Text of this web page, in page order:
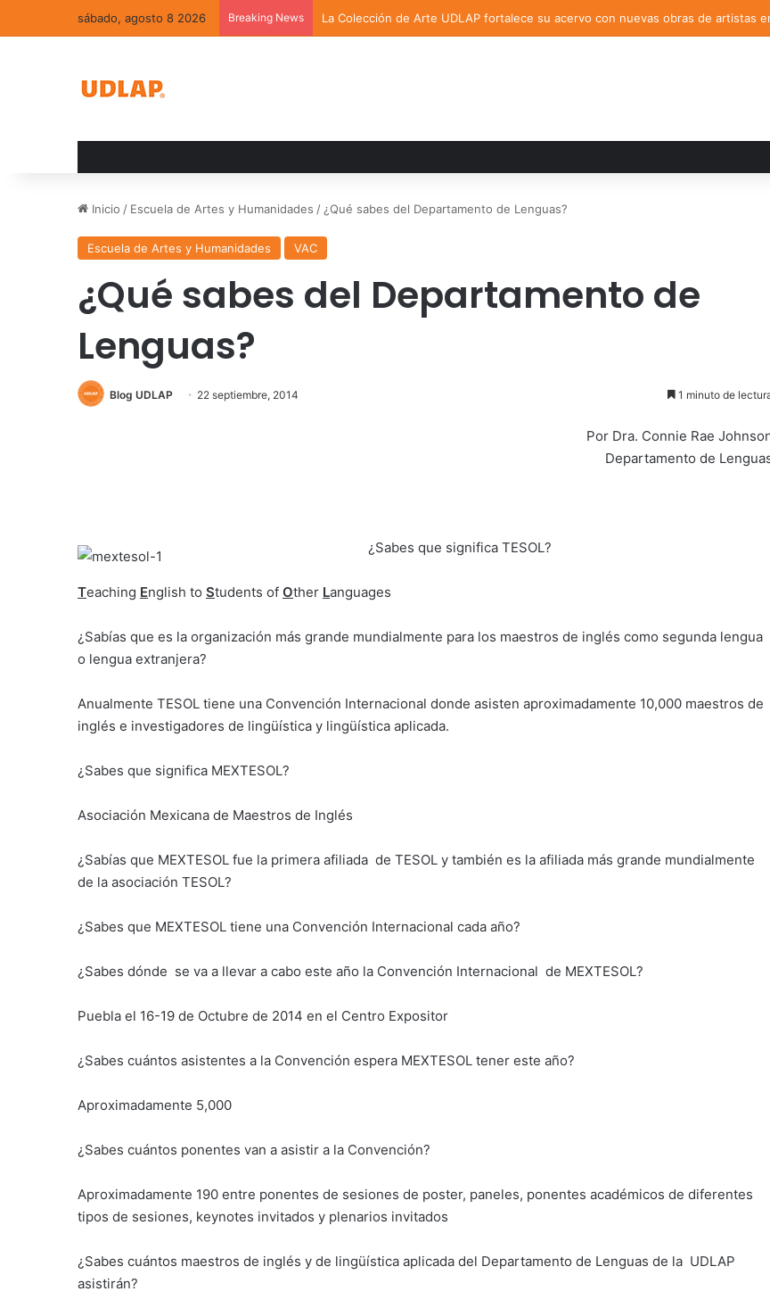
sábado, agosto 8 2026 Breaking News La Colección de Arte UDLAP fortalece su acervo con nuevas obras de artistas
Inicio / Escuela de Artes y Humanidades / ¿Qué sabes del Departamento de Lenguas?
Escuela de Artes y Humanidades VAC
¿Qué sabes del Departamento de
Lenguas?
Blog UDLAP 22 septiembre, 2014 1 minuto de
Por Dra. Connie Rae
Departamento de
¿Sabes que significa TESOL?
Teaching English to Students of Other Languages
¿Sabías que es la organización más grande mundialmente para los maestros de inglés como segunda lengua
o lengua extranjera?
Anualmente TESOL tiene una Convención Internacional donde asisten aproximadamente 10,000 maestros de
inglés e investigadores de lingüística y lingüística aplicada.
¿Sabes que significa MEXTESOL?
Asociación Mexicana de Maestros de Inglés
¿Sabías que MEXTESOL fue la primera afiliada de TESOL y también es la afiliada más grande mundialmente
de la asociación TESOL?
¿Sabes que MEXTESOL tiene una Convención Internacional cada año?
¿Sabes dónde se va a llevar a cabo este año la Convención Internacional de MEXTESOL?
Puebla el 16-19 de Octubre de 2014 en el Centro Expositor
¿Sabes cuántos asistentes a la Convención espera MEXTESOL tener este año?
Aproximadamente 5,000
¿Sabes cuántos ponentes van a asistir a la Convención?
Aproximadamente 190 entre ponentes de sesiones de poster, paneles, ponentes académicos de diferentes
tipos de sesiones, keynotes invitados y plenarios invitados
¿Sabes cuántos maestros de inglés y de lingüística aplicada del Departamento de Lenguas de la UDLAP
asistirán?